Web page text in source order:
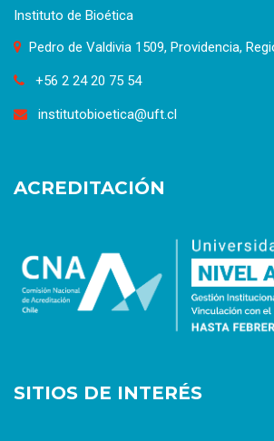
Instituto de Bioética
Pedro de Valdivia 1509, Providencia,
+56 2 24 20 75 54
institutobioetica@uft.cl
ACREDITACIÓN
SITIOS DE INTERÉS